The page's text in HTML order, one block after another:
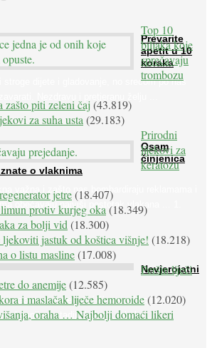
Prevarite
apetit u 10
koraka
stroge dijete i gladovanje, no srećom po nas
Nezdravu i pretjeranu želju ...
Osam
činjenica
o vlaknima
važna i zašto nas bombardiraju reklamama i
obećavaju najviši postotak vlakana ... 1.
Nevjerojatni
vezane uz srce, oči i živce, od kojih pati
u kasnijem stadiju bolesti, jabuke ...
Top 10
biljaka koje
sprečavaju
trombozu
zašto piti zeleni čaj(43.819)
za suha usta (29.183)
Prirodni
lijekovi za
keratozu
jetre(18.407)
protiv kurjeg oka (18.349)
za bolji vid (18.300)
jastuk od koštica višnje! (18.218)
o listu masline(17.008)
Peršin liječi
do anemije(12.585)
i maslačak liječe hemoroide(12.020)
oraha … Najbolji domaći likeri